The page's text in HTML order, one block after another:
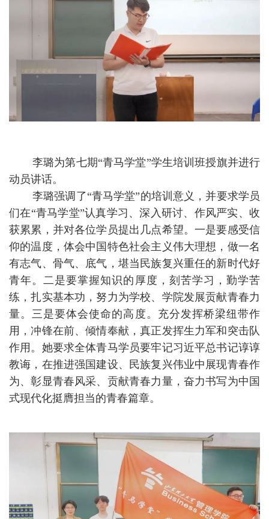
李璐为第七期“青马学堂”学生培训班授旗并进行
动员讲话。
李璐强调了“青马学堂”的培训意义，并要求学员
们在“青马学堂”认真学习、深入研讨、作风严实、收
获累累，并对各位学员提出几点希望。一是要感受信
仰的温度，体会中国特色社会主义伟大理想，做一名
有志气、骨气、底气，堪当民族复兴重任的新时代好
青年。二是要掌握知识的厚度，刻苦学习，勤学苦
练，扎实基本功，努力为学校、学院发展贡献青春力
量。三是要体会使命的高度。充分发挥桥梁纽带作
用，冲锋在前、倾情奉献，真正发挥生力军和突击队
作用。她要求全体青马学员要牢记习近平总书记谆谆
教诲，在推进强国建设、民族复兴伟业中展现青春作
为、彰显青春风采、贡献青春力量，奋力书写为中国
式现代化挺膺担当的青春篇章。